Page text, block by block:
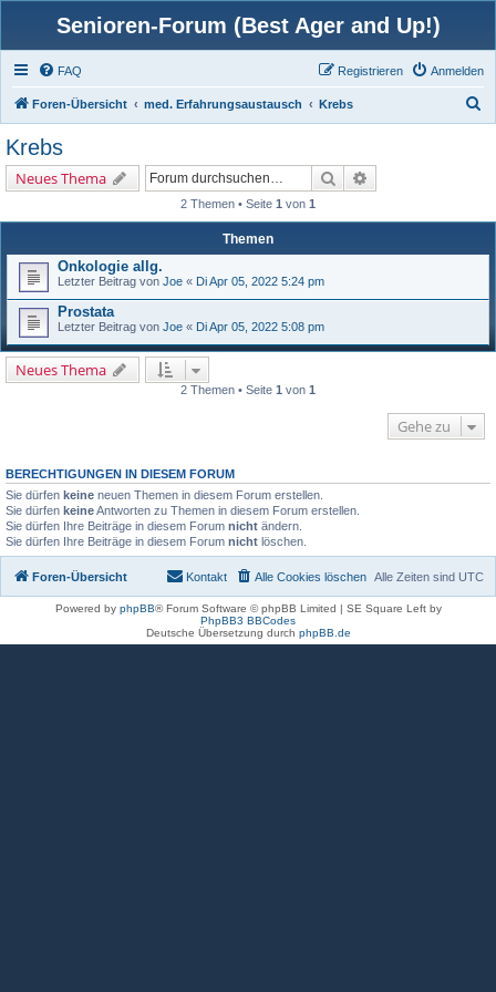
Senioren-Forum (Best Ager and Up!)
FAQ Anmelden
Registrieren
Foren-Übersicht med. Erfahrungsaustausch Krebs
Krebs
Neues Thema Suche
2 Themen • Seite 1 von 1
Themen
Onkologie allg.
Letzter Beitrag von Joe « Di Apr 05, 2022 5:24 pm
Prostata
Letzter Beitrag von Joe « Di Apr 05, 2022 5:08 pm
Neues Thema
2 Themen • Seite 1 von 1
Gehe zu
BERECHTIGUNGEN IN DIESEM FORUM
Sie dürfen keine neuen Themen in diesem Forum erstellen.
Sie dürfen keineAntworten zu Themen in diesem Forum erstellen.
Sie dürfen Ihre Beiträge in diesem Forum nicht ändern.
Sie dürfen Ihre Beiträge in diesem Forum nicht löschen.
Foren-Übersicht Alle Zeiten sind UTC
Alle Cookies löschen
Kontakt
Powered by phpBB® Forum Software © phpBB Limited | SE Square Left by
PhpBB3 BBCodes
Deutsche Übersetzung durch phpBB.de